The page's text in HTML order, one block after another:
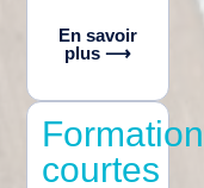
En savoir
plus ⟶
Formations
courtes